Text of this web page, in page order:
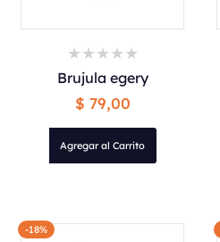
Brujula egery
$ 79,00
Agregar al Carrito
-18%